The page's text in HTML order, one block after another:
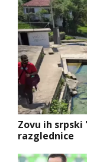
Zovu ih
razglednice